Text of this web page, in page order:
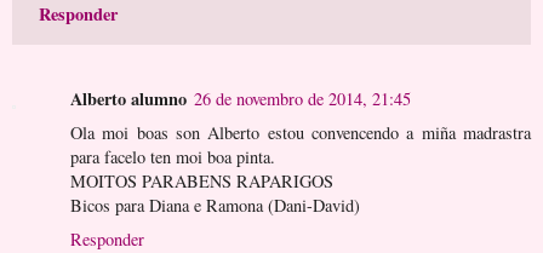
Responder
Alberto alumno 26 de novembro de 2014, 21:45
Ola moi boas son Alberto estou convencendo a miña madrastra
para facelo ten moi boa pinta.
MOITOS PARABENS RAPARIGOS
Bicos para Diana e Ramona (Dani-David)
Responder